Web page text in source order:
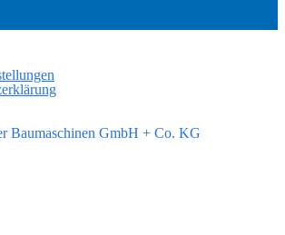
Baumaschinen GmbH + Co. KG